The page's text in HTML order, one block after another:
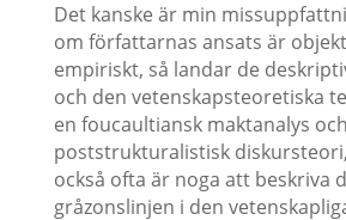
Det kanske är min
om författarnas ansats är
empiriskt, så landar de
och den vetenskapsteoretiska
en foucaultiansk maktanalys och
poststrukturalistisk
också ofta är noga att beskriva
gråzonslinjen i den